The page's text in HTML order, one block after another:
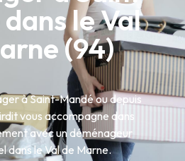
le Val
(94)
à Saint-Mandé ou depuis
vous accompagne dans
avec un déménageur
dans le Val de Marne.